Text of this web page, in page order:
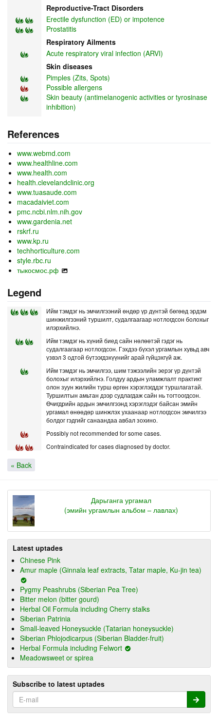
Reproductive-Tract Disorders
Erectile dysfunction (ED) or impotence
Prostatitis
Respiratory Ailments
Acute respiratory viral infection (ARVI)
Skin diseases
Pimples (Zits, Spots)
Possible allergens
Skin beauty (antimelanogenic activities or tyrosinase
inhibition)
References
www.webmd.com
www.healthline.com
www.health.com
health.clevelandclinic.org
www.tuasaude.com
macadaiviet.com
pmc.ncbi.nlm.nih.gov
www.gardenia.net
rskrf.ru
www.kp.ru
techhorticulture.com
style.rbc.ru
тыкосмос.рф
Legend
Ийм тэмдэг нь эмчилгээний өндөр үр дүнтэй бөгөөд эрдэм
шинжилгээний туршилт, судалгаагаар нотлогдсон болохыг
илэрхийлнэ.
Ийм тэмдэг нь хүний биед сайн нөлөөтэй гэдэг нь
судалгаагаар нотлогдсон. Гэхдээ бүхэл ургамлын хувьд авч
үзвэл 3 одтой бүтээгдэхүүнийг арай гүйцэхгүй аж.
Ийм тэмдэг нь эмчилгээ, шим тэжээлийн эерэг үр дүнтэй
болохыг илэрхийлнэ. Голдуу ардын уламжлалт практикт
олон зуун жилийн турш өргөн хэрэглэгддэг туршлагатай.
Туршилтын амьтан дээр судлагдаж сайн нь тогтоогдсон.
Өчигдрийн ардын эмчилгээнд хэрэглэдэг байсан эмийн
ургамал өнөөдөр шинжлэх ухаанаар нотлогдсон эмчилгээ
болдог гэдгийг санаандаа авбал зохино.
Possibly not recommended for some cases.
Contraindicated for cases diagnosed by doctor.
« Back
Дарьганга ургамал
(эмийн ургамлын альбом – лавлах)
Latest uptades
Chinese Pink
Amur maple (Ginnala leaf extracts, Tatar maple, Ku-jin tea)
Pygmy Peashrubs (Siberian Pea Tree)
Bitter melon (bitter gourd)
Herbal Oil Formula including Cherry stalks
Siberian Patrinia
Small-leaved Honeysuckle (Tatarian honeysuckle)
Siberian Phlojodicarpus (Siberian Bladder-fruit)
Herbal Formula including Felwort
Meadowsweet or spirea
Subscribe to latest uptades